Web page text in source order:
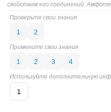
свойствам его соединений.
Проверьте свои знания
1 2
Примените свои знания
1 2 3 4
Используйте дополнительную
1